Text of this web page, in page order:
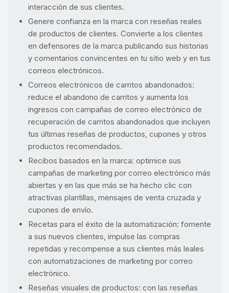
interacción de sus clientes.
Genere confianza en la marca con reseñas reales
de productos de clientes. Convierte a los clientes
en defensores de la marca publicando sus historias
y comentarios convincentes en tu sitio web y en tus
correos electrónicos.
Correos electrónicos de carritos abandonados:
reduce el abandono de carritos y aumenta los
ingresos con campañas de correo electrónico de
recuperación de carritos abandonados que incluyen
tus últimas reseñas de productos, cupones y otros
productos recomendados.
Recibos basados en la marca: optimice sus
campañas de marketing por correo electrónico más
abiertas y en las que más se ha hecho clic con
atractivas plantillas, mensajes de venta cruzada y
cupones de envío.
Recetas para el éxito de la automatización: fomente
a sus nuevos clientes, impulse las compras
repetidas y recompense a sus clientes más leales
con automatizaciones de marketing por correo
electrónico.
Reseñas visuales de productos: con las reseñas